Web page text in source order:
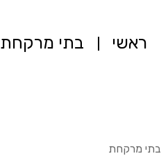
ראשי בתי מרקחת
בתי מרקחת